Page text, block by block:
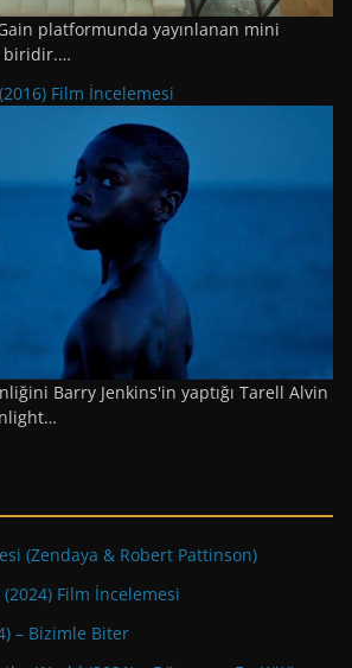
platformunda yayınlanan mini
biridir.…
Film İncelemesi
Barry Jenkins'in yaptığı Tarell Alvin
(Zendaya & Robert Pattinson)
Film İncelemesi
– Bizimle Biter